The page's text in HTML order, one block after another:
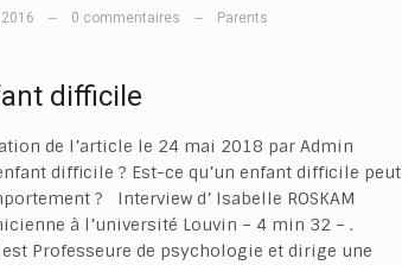
— 0 commentaires — Parents
difficile
de l’article le 24 mai 2018 par Admin
difficile ? Est-ce qu’un enfant difficile peut
? Interview d’ Isabelle ROSKAM
à l’université Louvin – 4 min 32 – .
est Professeure de psychologie et dirige une